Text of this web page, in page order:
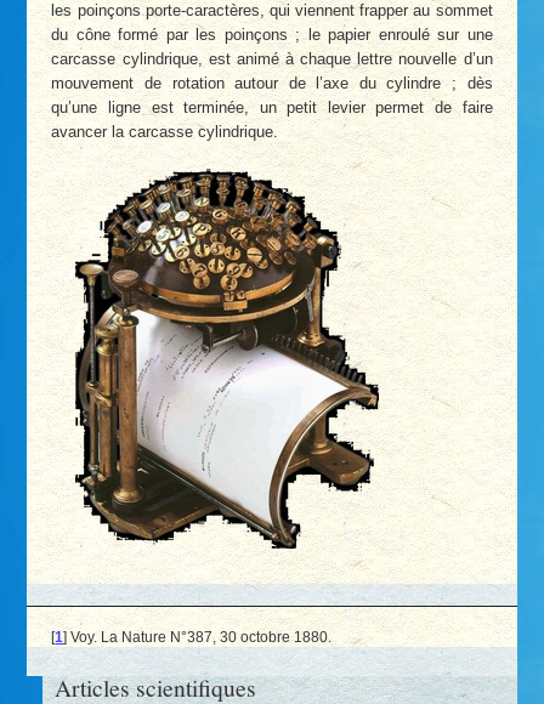
les poinçons porte-caractères, qui viennent frapper au sommet
du cône formé par les poinçons ; le papier enroulé sur une
carcasse cylindrique, est animé à chaque lettre nouvelle d’un
mouvement de rotation autour de l’axe du cylindre ; dès
qu’une ligne est terminée, un petit levier permet de faire
avancer la carcasse cylindrique.
[1]Voy. La Nature N°387, 30 octobre 1880.
Articles scientifiques